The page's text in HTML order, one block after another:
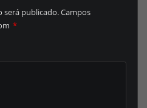
será publicado.Campos
*